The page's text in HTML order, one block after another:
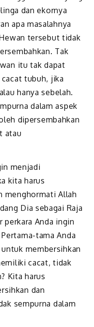
dan ekornya
apa masalahnya
tersebut tidak
Tak
itu tak dapat
tubuh, jika
hanya sebelah.
dalam aspek
dipersembahkan
atau
menjadi
kita harus
menghormati Allah
Dia sebagai Raja
perkara Anda ingin
tama Anda
membersihkan
cacat, tidak
Kita harus
dan
sempurna dalam